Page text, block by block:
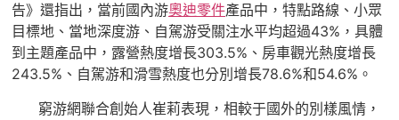
告》還指出，當前國內游奧迪零件產品中，特點路線、小眾
目標地、當地深度游、自駕游受關注水平均超過43%，具體
到主題產品中，露營熱度增長303.5%、房車觀光熱度增長
243.5%、自駕游和滑雪熱度也分別增長78.6%和54.6%。
窮游網聯合創始人崔莉表現，相較于國外的別樣風情，